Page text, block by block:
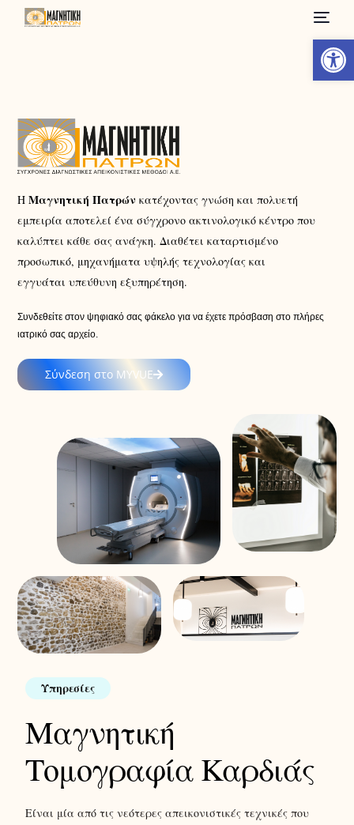
ΗΜαγνητική Πατρών κατέχοντας γνώση και πολυετή
εμπειρία αποτελεί ένα σύγχρονο ακτινολογικό κέντρο που
καλύπτει κάθε σας ανάγκη. Διαθέτει καταρτισμένο
προσωπικό, μηχανήματα υψηλής τεχνολογίας και
εγγυάται υπεύθυνη εξυπηρέτηση.
Συνδεθείτε στον ψηφιακό σας φάκελο για να έχετε πρόσβαση στο πλήρες
ιατρικό σας αρχείο.
Σύνδεση στο MYVUE
Υπηρεσίες
Μαγνητική
Τομογραφία Καρδιάς
Είναι μία από τις νεότερες απεικονιστικές τεχνικές που